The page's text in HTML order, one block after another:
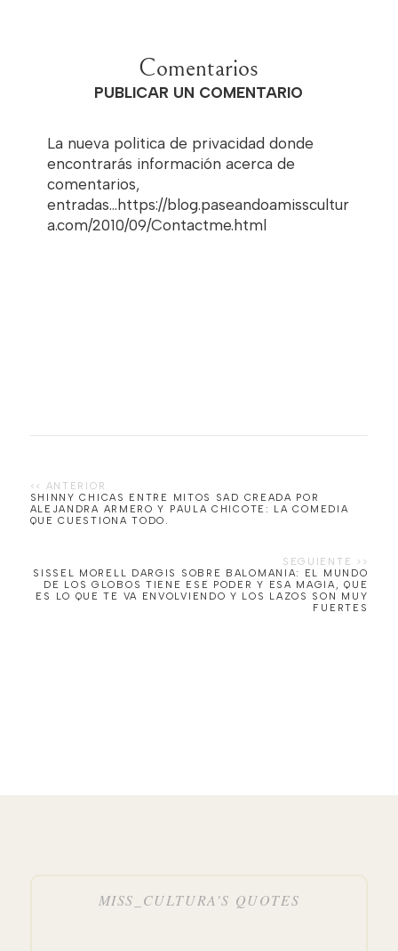
Comentarios
PUBLICAR UN COMENTARIO
La nueva politica de privacidad donde
encontrarás información acerca de
comentarios,
entradas...https://blog.paseandoamisscultur
a.com/2010/09/Contactme.html
SHINNY CHICAS ENTRE MITOS SAD CREADA POR
ALEJANDRA ARMERO Y PAULA CHICOTE: LA COMEDIA
QUE CUESTIONA TODO.
SISSEL MORELL DARGIS SOBRE BALOMANIA: EL MUNDO
DE LOS GLOBOS TIENE ESE PODER Y ESA MAGIA, QUE
ES LO QUE TE VA ENVOLVIENDO Y LOS LAZOS SON MUY
FUERTES
MISS_CULTURA’S QUOTES